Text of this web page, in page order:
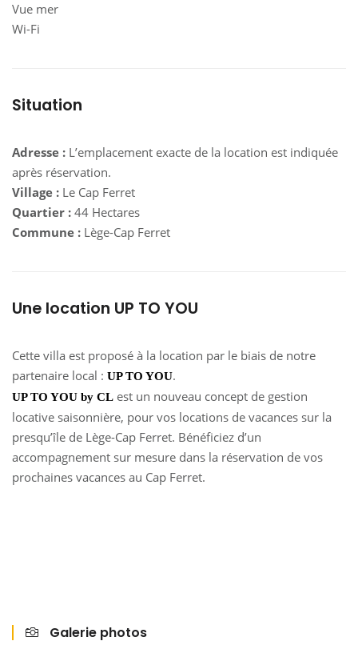
Vue mer
Wi-Fi
Situation
Adresse : L’emplacement exacte de la location est indiquée
après réservation.
Village : Le Cap Ferret
Quartier : 44 Hectares
Commune : Lège-Cap Ferret
Une location UP TO YOU
Cette villa est proposé à la location par le biais de notre
partenaire local : UP TO YOU.
UP TO YOU by CL est un nouveau concept de gestion
locative saisonnière, pour vos locations de vacances sur la
presqu’île de Lège-Cap Ferret. Bénéficiez d’un
accompagnement sur mesure dans la réservation de vos
prochaines vacances au Cap Ferret.
Galerie photos